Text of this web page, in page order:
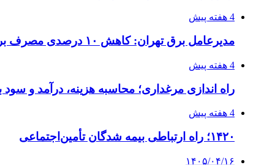
4 هفته پیش
مدیرعامل برق تهران: کاهش ۱۰ درصدی مصرف برق، ضامن پایداری شبکه است
4 هفته پیش
راه اندازی مرغداری؛ محاسبه هزینه، درآمد و
4 هفته پیش
۱۴۲۰؛ راه ارتباطی بیمه شدگان تأمین‌اجتماعی
۱۴۰۵/۰۴/۱۶